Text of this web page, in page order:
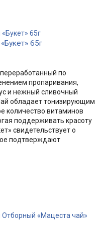
65г
по
пропаривания,
и нежный сливочный
обладает тонизирующим
количество витаминов
поддерживать красоту
свидетельствует о
подтверждают